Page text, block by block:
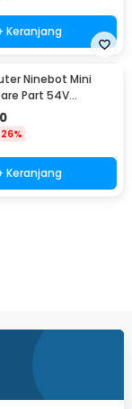
Keranjang
Ninebot Mini
Part 54V
26%
Keranjang